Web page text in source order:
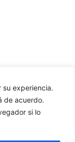
su experiencia.
de acuerdo.
si lo